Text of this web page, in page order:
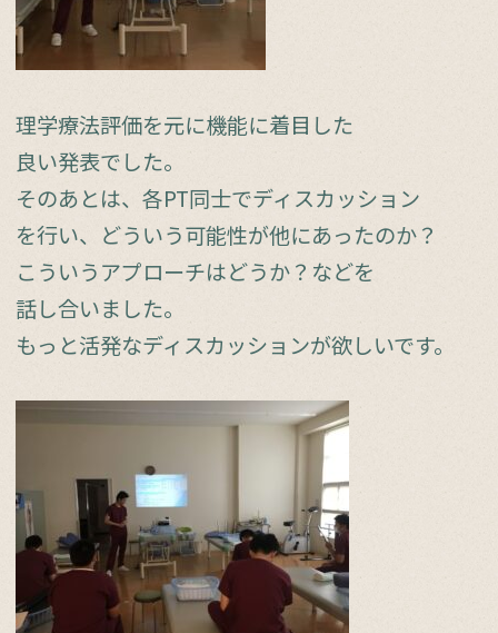
理学療法評価を元に機能に着目した
良い発表でした。
そのあとは、各PT同士でディスカッション
を行い、どういう可能性が他にあったのか？
こういうアプローチはどうか？などを
話し合いました。
もっと活発なディスカッションが欲しいです。